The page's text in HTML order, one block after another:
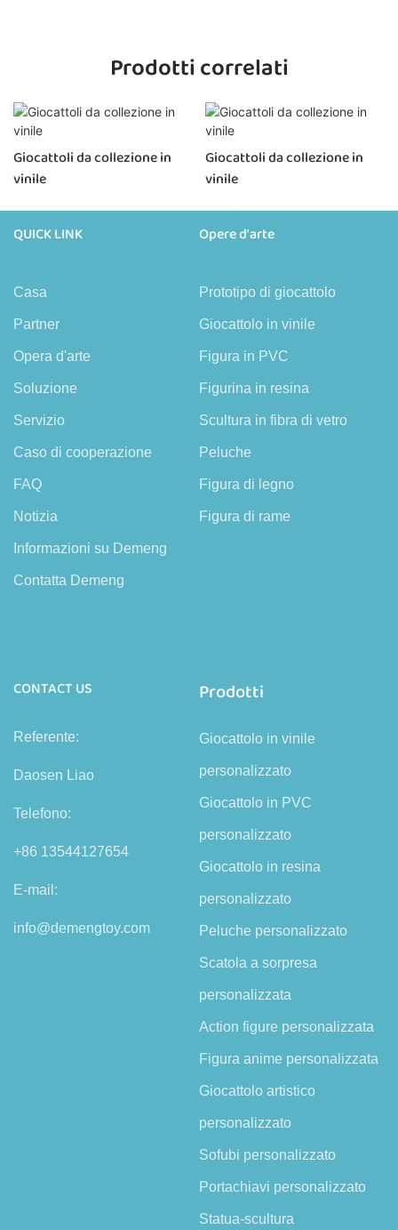
Prodotti correlati
Giocattoli da collezione in
vinile
Giocattoli da collezione in
vinile
QUICK LINK
Casa
Partner
Opera d'arte
Soluzione
Servizio
Caso di cooperazione
FAQ
Notizia
Informazioni su Demeng
Contatta Demeng
Opere d'arte
Prototipo di giocattolo
Giocattolo in vinile
Figura in PVC
Figurina in resina
Scultura in fibra di vetro
Peluche
Figura di legno
Figura di rame
CONTACT US
Referente:
Daosen Liao
Telefono:
+86 13544127654
E-mail:
info@demengtoy.com
Prodotti
Giocattolo in vinile
personalizzato
Giocattolo in PVC
personalizzato
Giocattolo in resina
personalizzato
Peluche personalizzato
Scatola a sorpresa
personalizzata
Action figure personalizzata
Figura anime personalizzata
Giocattolo artistico
personalizzato
Sofubi personalizzato
Portachiavi personalizzato
Statua-scultura